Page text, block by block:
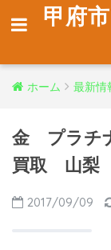
甲府
ホーム 最新情
金 プラ
買取 山梨
2017/09/09